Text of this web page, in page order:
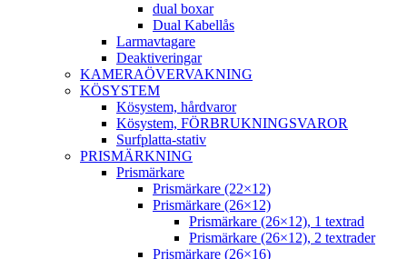
dual boxar
Dual Kabellås
Larmavtagare
Deaktiveringar
KAMERAÖVERVAKNING
KÖSYSTEM
Kösystem, hårdvaror
Kösystem, FÖRBRUKNINGSVAROR
Surfplatta-stativ
PRISMÄRKNING
Prismärkare
Prismärkare (22×12)
Prismärkare (26×12)
Prismärkare (26×12), 1 textrad
Prismärkare (26×12), 2 textrader
Prismärkare (26×16)